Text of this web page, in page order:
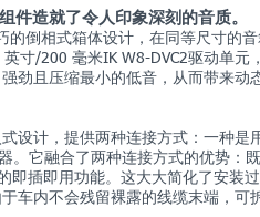
件造就了令人印象深刻的音质。
的倒相式箱体设计，在同等尺寸的
寸/200 毫米IK W8-DVC2驱动单
劲且压缩最小的低音，从而带来
设计，提供两种连接方式：一种
。它融合了两种连接方式的优势：
即插即用功能。这大大简化了安装
车内不会残留裸露的线缆末端，可